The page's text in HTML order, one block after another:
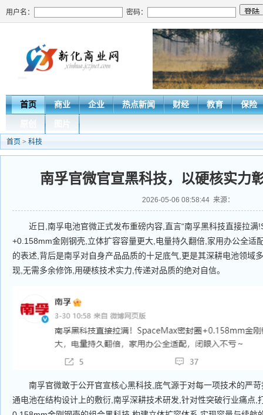
用户名： 密码：
首页 商业 企业 热点新闻 财经 教育 保险
原创 图片
首页 > 科技
南孚官微官宣黑科技，以硬核实力
2026-05-06 08:58:44 来源：
近日,南孚电池官微正式发布重磅内容,直言“南孚黑科技直接拉满
+0.158mm金刚钢壳,立体扩容容量更大,电量持久翻倍,家用办公全适
的表述,背后是南孚对自身产品品质的十足底气,更是其深耕电池领域
现,无需多余修饰,用硬核技术实力,传递对品质的绝对自信。
南孚官微敢于公开官宣核心黑科技,底气源于对每一项技术的严苛
通电池在结构设计上的敷衍,南孚深耕技术研发,针对性突破行业痛点,